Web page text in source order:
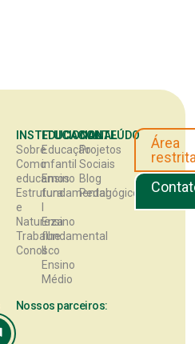
INSTITUCIONAL
Sobre
Como
educamos
Estrutura
e
Natureza
Trabalhe
Conosco
EDUCACIONAL
Educação
infantil
Ensino
fundamental
Ensino
fundamental
II
Ensino
Médio
CONTEÚDO
Blog
Pedagógico
Projetos
Sociais
Área
Nossos parceiros: